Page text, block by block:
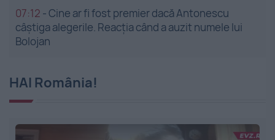
07:12 -Cine ar fi fost premier dacă Antonescu
câștiga alegerile. Reacția când a auzit numele lui
Bolojan
HAI România!